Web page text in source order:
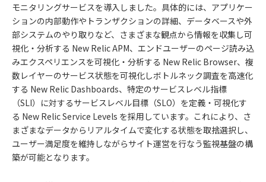
モニタリングサービスを導入しました。具体的には、アプリケー
ションの内部動作やトランザクションの詳細、データベースや外
部システムのやり取りなど、さまざまな観点から情報を収集し可
視化・分析する New Relic APM、エンドユーザーのページ読み込
みエクスペリエンスを可視化・分析する New Relic Browser、複
数レイヤーのサービス状態を可視化しボトルネック調査を高速化
する New Relic Dashboards、特定のサービスレベル指標
（SLI）に対するサービスレベル目標（SLO）を定義・可視化す
る New Relic Service Levels を採用しています。これにより、さ
まざまなデータからリアルタイムで変化する状態を取捨選択し、
ユーザー満足度を維持しながらサイト運営を行なう監視基盤の構
築が可能となります。